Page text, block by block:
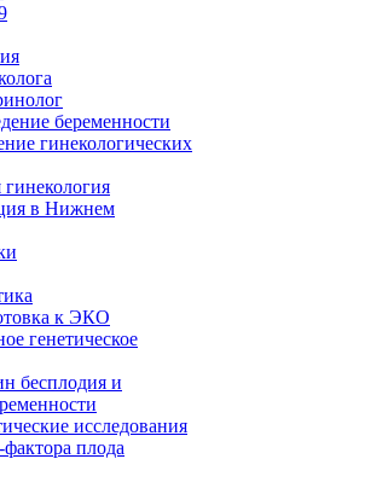
беременности
гинекологических
в Нижнем
к ЭКО
генетическое
бесплодия и
исследования
плода